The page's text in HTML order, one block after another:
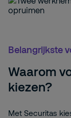
Belangrijkste
Waarom
kiezen?
Met Securitas